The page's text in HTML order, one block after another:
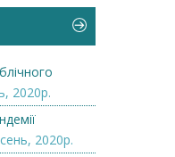
2020р.
2020р.